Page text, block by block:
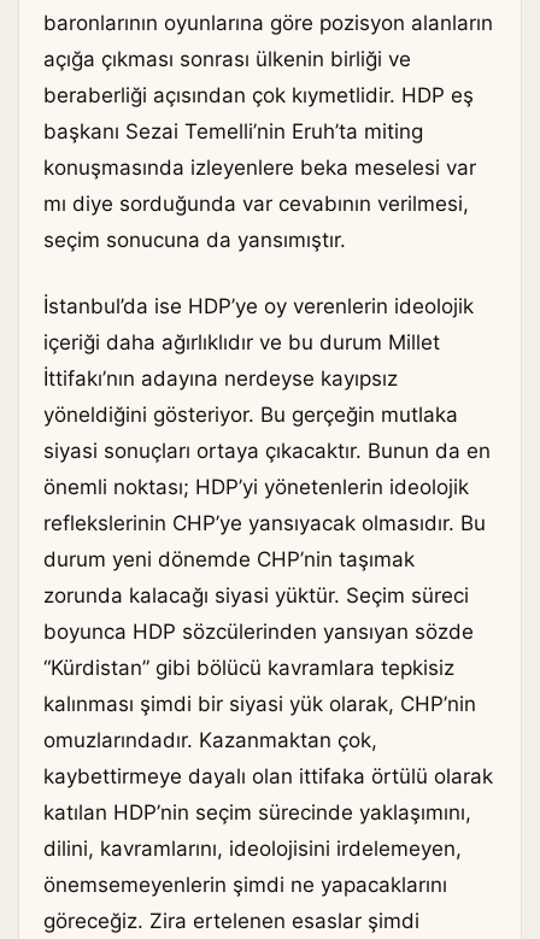
baronlarının oyunlarına göre pozisyon alanların
açığa çıkması sonrası ülkenin birliği ve
beraberliği açısından çok kıymetlidir. HDP eş
başkanı Sezai Temelli’nin Eruh’ta miting
konuşmasında izleyenlere beka meselesi var
mı diye sorduğunda var cevabının verilmesi,
seçim sonucuna da yansımıştır.
İstanbul’da ise HDP’ye oy verenlerin ideolojik
içeriği daha ağırlıklıdır ve bu durum Millet
İttifakı’nın adayına nerdeyse kayıpsız
yöneldiğini gösteriyor. Bu gerçeğin mutlaka
siyasi sonuçları ortaya çıkacaktır. Bunun da en
önemli noktası; HDP’yi yönetenlerin ideolojik
reflekslerinin CHP’ye yansıyacak olmasıdır. Bu
durum yeni dönemde CHP’nin taşımak
zorunda kalacağı siyasi yüktür. Seçim süreci
boyunca HDP sözcülerinden yansıyan sözde
“Kürdistan” gibi bölücü kavramlara tepkisiz
kalınması şimdi bir siyasi yük olarak, CHP’nin
omuzlarındadır. Kazanmaktan çok,
kaybettirmeye dayalı olan ittifaka örtülü olarak
katılan HDP’nin seçim sürecinde yaklaşımını,
dilini, kavramlarını, ideolojisini irdelemeyen,
önemsemeyenlerin şimdi ne yapacaklarını
göreceğiz. Zira ertelenen esaslar şimdi